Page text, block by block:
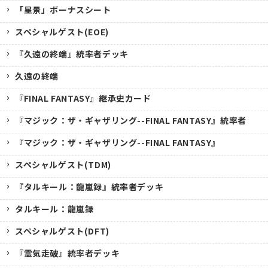
「星景」ボーナスシート
スペシャルゲスト(EOE)
『久遠の終端』統率者デッキ
久遠の終端
『FINAL FANTASY』継承史カード
『マジック：ザ・ギャザリング--FINAL FANTASY』統率者
『マジック：ザ・ギャザリング--FINAL FANTASY』
スペシャルゲスト(TDM)
『タルキール：龍嵐録』統率者デッキ
タルキール：龍嵐録
スペシャルゲスト(DFT)
『霊気走破』統率者デッキ